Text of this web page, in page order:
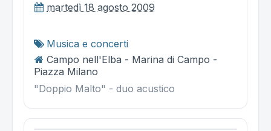
martedì 18 agosto 2009
Musica e concerti
Campo nell'Elba - Marina di Campo -
Piazza Milano
"Doppio Malto" - duo acustico